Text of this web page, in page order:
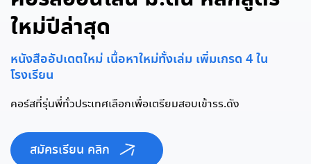
ใหม่ปีล่าสุด
หนังสืออัปเดตใหม่ เนื้อหาใหม่ทั้งเล่ม เพิ่มเกรด 4 ใน
โรงเรียน
คอร์สที่รุ่นพี่ทั่วประเทศเลือกเพื่อเตรียมสอบเข้ารร.ดัง
สมัครเรียน คลิก